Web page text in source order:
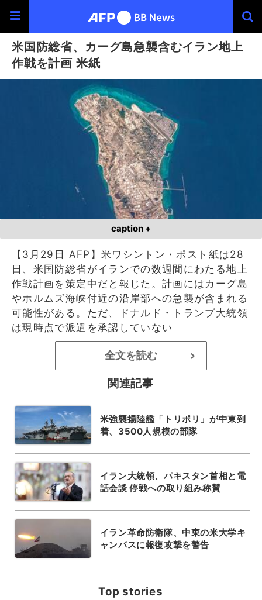
米国防総省、カーグ島急襲含むイラン地上
作戦を計画 米紙
caption +
【3月29日 AFP】米ワシントン・ポスト紙は28
日、米国防総省がイランでの数週間にわたる地上
作戦計画を策定中だと報じた。計画にはカーグ島
やホルムズ海峡付近の沿岸部への急襲が含まれる
可能性がある。ただ、ドナルド・トランプ大統領
は現時点で派遣を承認していない
全文を読む >
関連記事
米強襲揚陸艦「トリポリ」が中東到
着、3500人規模の部隊
イラン大統領、パキスタン首相と電
話会談 停戦への取り組み称賛
イラン革命防衛隊、中東の米大学キ
ャンパスに報復攻撃を警告
Top stories